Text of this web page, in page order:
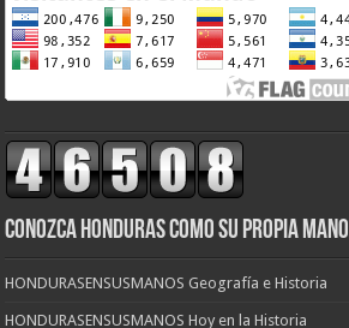
CONOZCA HONDURAS COMO SU PROPIA MANO
HONDURASENSUSMANOS Geografía e Historia
HONDURASENSUSMANOS Hoy en la Historia